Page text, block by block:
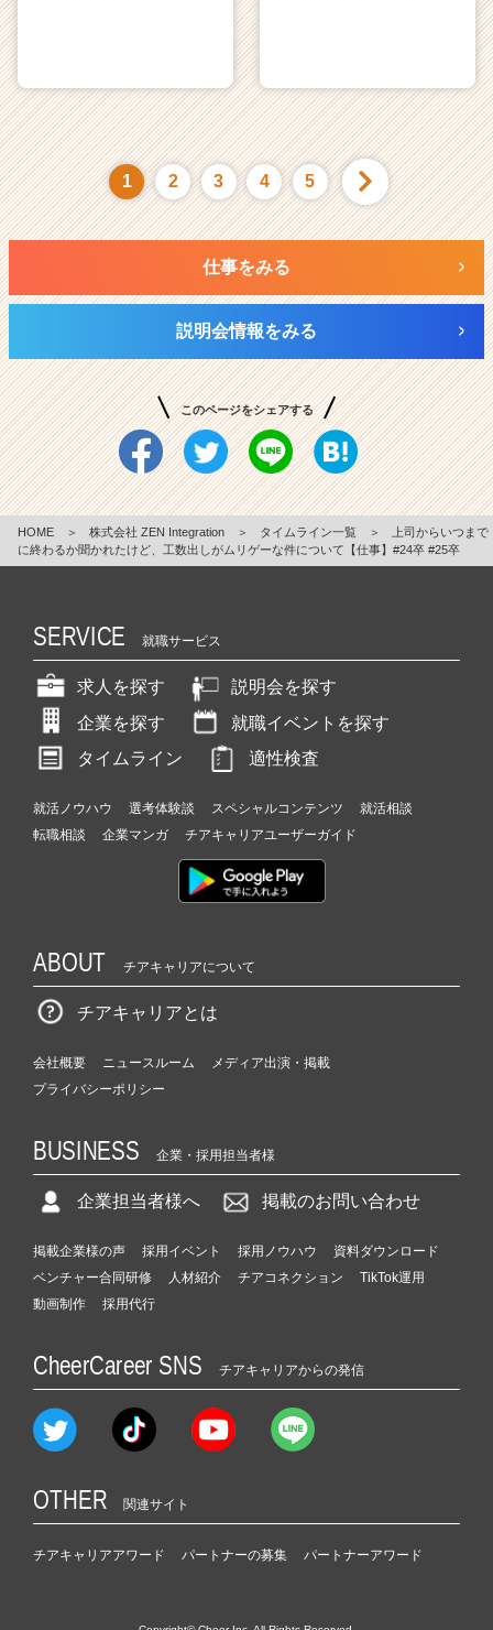
1 2 3 4 5
仕事をみる
説明会情報をみる
このページをシェアする
HOME ＞ 株式会社 ZEN Integration ＞ タイムライン一覧 ＞
上司からいつまで
に終わるか聞かれたけど、工数出しがムリゲーな件について【仕事】#24卒 #25卒
SERVICE 就職サービス
求人を探す
説明会を探す
企業を探す
就職イベントを探す
タイムライン
適性検査
就活ノウハウ 選考体験談 スペシャルコンテンツ
就活相談
転職相談
企業マンガ チアキャリアユーザーガイド
ABOUT チアキャリアについて
チアキャリアとは
会社概要 ニュースルーム
メディア出演・掲載
プライバシーポリシー
BUSINESS 企業・採用担当者様
企業担当者様へ 掲載のお問い合わせ
掲載企業様の声 採用イベント 採用ノウハウ
資料ダウンロード
ベンチャー合同研修
人材紹介 チアコネクション
TikTok運用
動画制作
採用代行
CheerCareer SNS チアキャリアからの発信
OTHER 関連サイト
チアキャリアアワード パートナーの募集 パートナーアワード